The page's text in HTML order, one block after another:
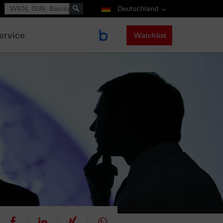
Suche Deutschland
Watchlist
mitteilen